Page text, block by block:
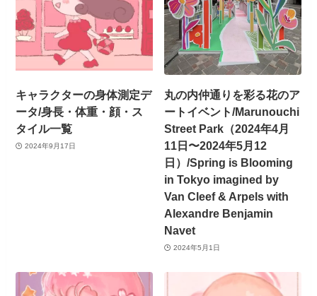
キャラクターの身体測定デ
ータ/身長・体重・顔・ス
タイル一覧
2024年9月17日
丸の内仲通りを彩る花のア
ートイベント/Marunouchi
Street Park（2024年4月
11日〜2024年5月12
日）/Spring is Blooming
in Tokyo imagined by
Van Cleef & Arpels with
Alexandre Benjamin
Navet
2024年5月1日